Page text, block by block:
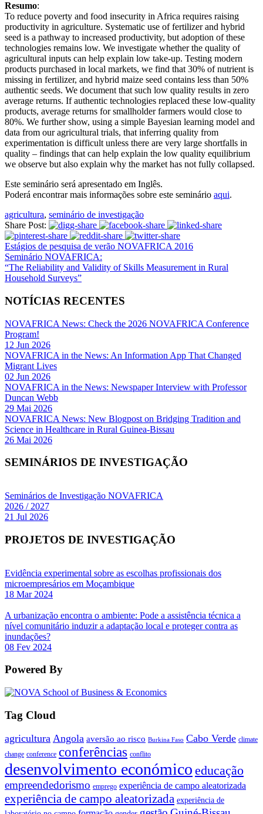
Resumo:
To reduce poverty and food insecurity in Africa requires raising
productivity in agriculture. Systematic use of fertilizer and hybrid
seed is a pathway to increased productivity, but adoption of these
technologies remains low. We investigate whether the quality of
agricultural inputs can help explain low take-up. Testing modern
products purchased in local markets, we find that 30% of nutrient is
missing in fertilizer, and hybrid maize seed contains less than 50%
authentic seeds. We document that such low quality results in zero
average returns. If authentic technologies replaced these low-quality
products, average returns for smallholder farmers would close to
80%. We further show, using a simple Bayesian learning model and
data from our agricultural trials, that inferring quality from
experimentation is difficult unless there are very large shortfalls in
quality – findings that can help explain the low quality equilibrium
we observe but also explain why the market has not fully collapsed.
Este seminário será apresentado em Inglês.
Poderá encontrar mais informações sobre este seminário aqui.
agricultura, seminário de investigação
Share Post:
Estágios de pesquisa de verão NOVAFRICA 2016
Seminário NOVAFRICA:
“The Reliability and Validity of Skills Measurement in Rural
Household Surveys”
NOTÍCIAS RECENTES
NOVAFRICA News: Check the 2026 NOVAFRICA Conference
Program!
12 Jun 2026
NOVAFRICA in the News: An Information App That Changed
Migrant Lives
02 Jun 2026
NOVAFRICA in the News: Newspaper Interview with Professor
Duncan Webb
29 Mai 2026
NOVAFRICA News: New Blogpost on Bridging Tradition and
Science in Healthcare in Rural Guinea-Bissau
26 Mai 2026
SEMINÁRIOS DE INVESTIGAÇÃO
Seminários de Investigação NOVAFRICA
2026 / 2027
21 Jul 2026
PROJETOS DE INVESTIGAÇÃO
Evidência experimental sobre as escolhas profissionais dos
microempresários em Moçambique
18 Mar 2024
A urbanização encontra o ambiente: Pode a assistência técnica a
nível comunitário induzir a adaptação local e proteger contra as
inundações?
08 Fev 2024
Powered By
Tag Cloud
agricultura Angola aversão ao risco Burkina Faso Cabo Verde climate
change conference conferências conflito
desenvolvimento económico educação
empreendedorismo emprego experiência de campo aleatorizada
experiência de campo aleatorizada experiência de